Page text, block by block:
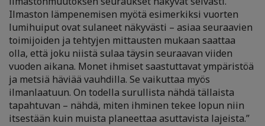
Ilmaston lämpenemisen myötä esimerkiksi vuorten
lumihuiput ovat sulaneet näkyvästi – asiaa seuraavien
toimijoiden ja tehtyjen mittausten mukaan saattaa
olla, että joku niistä sulaa täysin seuraavan viiden
vuoden aikana. Monet ihmiset saastuttavat ympäristöä
ja metsiä häviää vauhdilla. Se vaikuttaa myös
ilmanlaatuun. On todella surullista nähdä tällaista
tapahtuvan – nähdä, miten ihminen tekee lopun niin
itsestään kuin muista planeettaa asuttavista lajeista.”